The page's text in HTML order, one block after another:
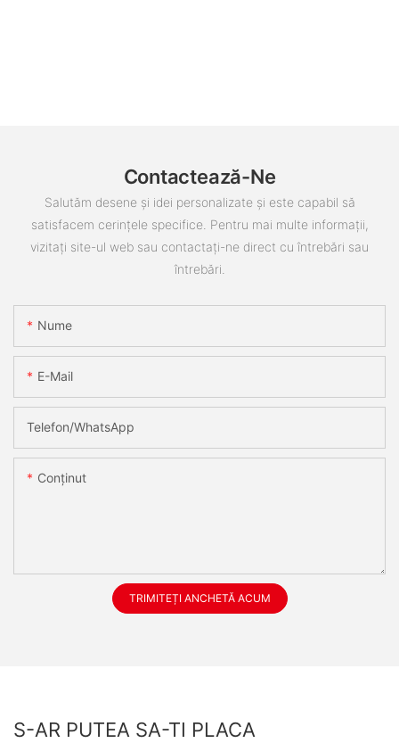
Contactează-Ne
Salutăm desene și idei personalizate și este capabil să
satisfacem cerințele specifice. Pentru mai multe informații,
vizitați site-ul web sau contactați-ne direct cu întrebări sau
întrebări.
Nume
E-Mail
Telefon/WhatsApp
Conţinut
TRIMITEȚI ANCHETĂ ACUM
S-AR PUTEA SA-TI PLACA